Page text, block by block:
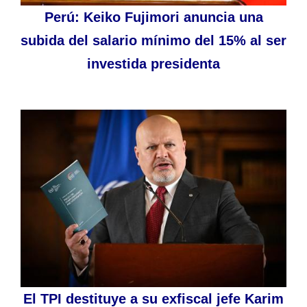
Perú: Keiko Fujimori anuncia una
subida del salario mínimo del 15% al ser
investida presidenta
El TPI destituye a su exfiscal jefe Karim